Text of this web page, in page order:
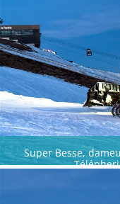
Super Besse,